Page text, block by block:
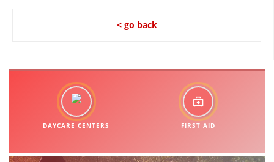
< go back
DAYCARE CENTERS FIRST AID